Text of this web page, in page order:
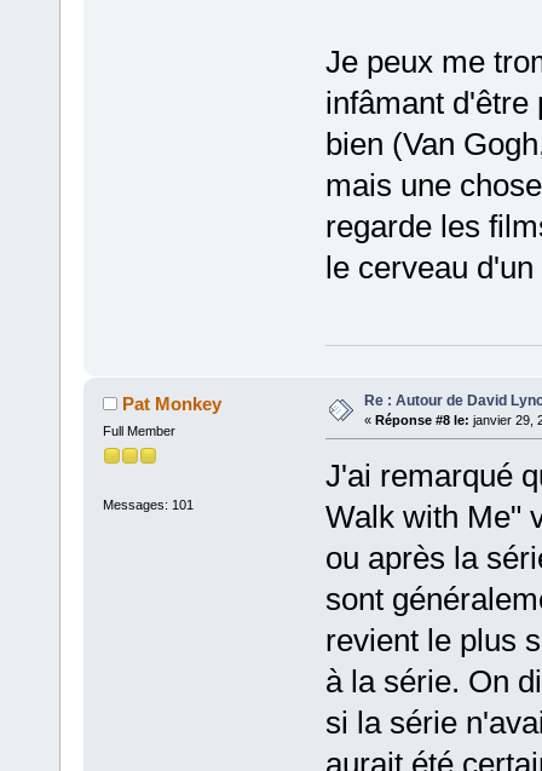
Je peux me
infâmant d'être
bien (Van
mais une
regarde les
le cerveau
Pat Monkey
Full Member
Messages: 101
Re : Autour de David
« Réponse #8 le: janvier 29,
J'ai remarqué
Walk with Me"
ou après la
sont
revient le plus
à la série. On
si la série
aurait été